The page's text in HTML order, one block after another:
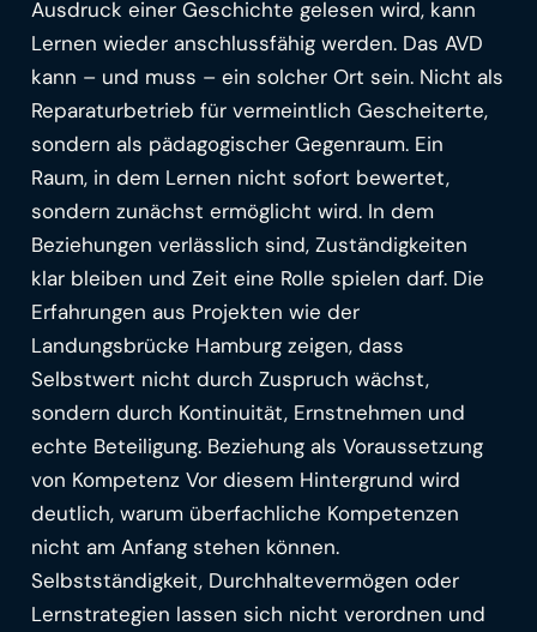
Ausdruck einer Geschichte gelesen wird, kann
Lernen wieder anschlussfähig werden. Das AVD
kann – und muss – ein solcher Ort sein. Nicht als
Reparaturbetrieb für vermeintlich Gescheiterte,
sondern als pädagogischer Gegenraum. Ein
Raum, in dem Lernen nicht sofort bewertet,
sondern zunächst ermöglicht wird. In dem
Beziehungen verlässlich sind, Zuständigkeiten
klar bleiben und Zeit eine Rolle spielen darf. Die
Erfahrungen aus Projekten wie der
Landungsbrücke Hamburg zeigen, dass
Selbstwert nicht durch Zuspruch wächst,
sondern durch Kontinuität, Ernstnehmen und
echte Beteiligung. Beziehung als Voraussetzung
von Kompetenz Vor diesem Hintergrund wird
deutlich, warum überfachliche Kompetenzen
nicht am Anfang stehen können.
Selbstständigkeit, Durchhaltevermögen oder
Lernstrategien lassen sich nicht verordnen und